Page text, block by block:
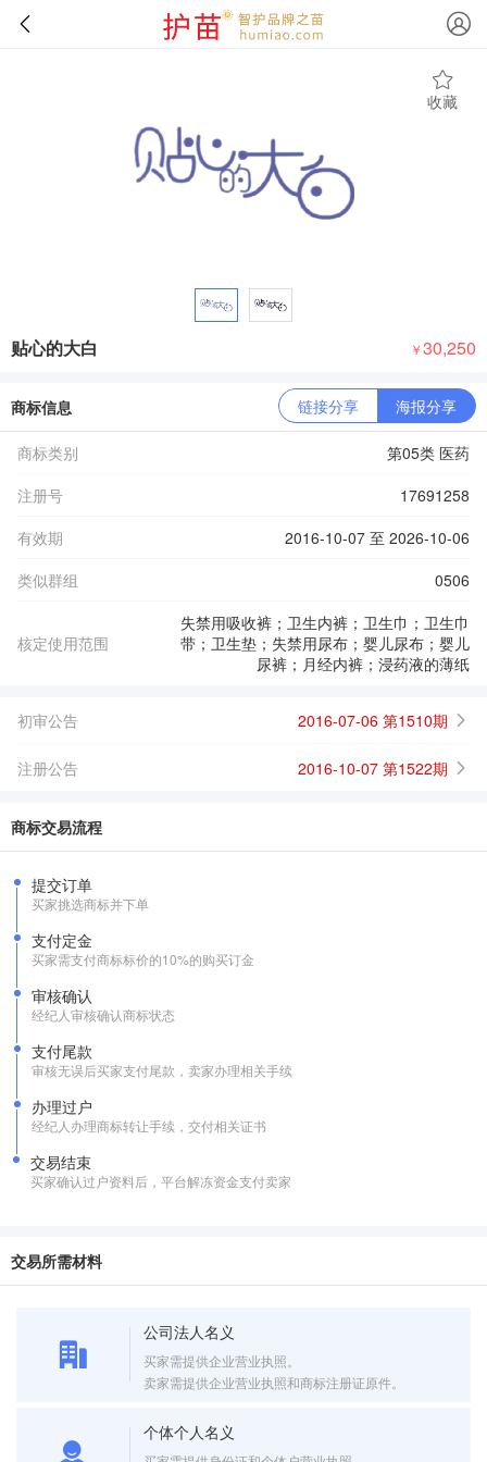
收藏
贴心的大白 ￥30,250
商标信息 链接分享 海报分享
商标类别
第05类 医药
注册号
17691258
有效期
2016-10-07 至 2026-10-06
类似群组
0506
核定使用范围
失禁用吸收裤；卫生内裤；卫生巾；卫生巾
带；卫生垫；失禁用尿布；婴儿尿布；婴儿
尿裤；月经内裤；浸药液的薄纸
初审公告 2016-07-06 第1510期
注册公告 2016-10-07 第1522期
商标交易流程
提交订单
买家挑选商标并下单
支付定金
买家需支付商标标价的10%的购买订金
审核确认
经纪人审核确认商标状态
支付尾款
审核无误后买家支付尾款，卖家办理相关手续
办理过户
经纪人办理商标转让手续，交付相关证书
交易结束
买家确认过户资料后，平台解冻资金支付卖家
交易所需材料
公司法人名义
买家需提供企业营业执照。
卖家需提供企业营业执照和商标注册证原件。
个体个人名义